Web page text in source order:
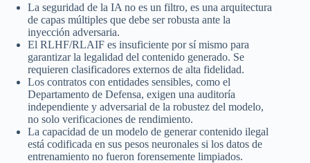
La seguridad de la IA no es un filtro, es una arquitectura
de capas múltiples que debe ser robusta ante la
inyección adversaria.
El RLHF/RLAIF es insuficiente por sí mismo para
garantizar la legalidad del contenido generado. Se
requieren clasificadores externos de alta fidelidad.
Los contratos con entidades sensibles, como el
Departamento de Defensa, exigen una auditoría
independiente y adversarial de la robustez del modelo,
no solo verificaciones de rendimiento.
La capacidad de un modelo de generar contenido ilegal
está codificada en sus pesos neuronales si los datos de
entrenamiento no fueron forensemente limpiados.